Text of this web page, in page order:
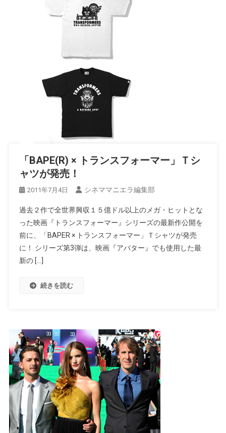
「BAPE(R) × トランスフォーマー」Ｔシ
ャツが発売！
2011年7月4日 シネママニエラ編集部
過去２作で全世界興収１５億ドル以上のメガ・ヒットとな
った映画『トランスフォーマー』シリーズの最新作公開を
前に、「BAPER × トランスフォーマー」Ｔシャツが発売
に！ シリーズ第3弾は、映画『アバター』でも使用した最
新の […]
続きを読む